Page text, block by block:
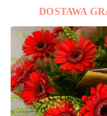
DOSTAWA